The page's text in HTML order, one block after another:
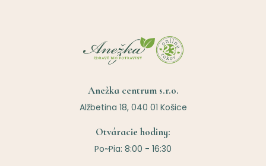
Anežka centrum s.r.o.
Alžbetina 18, 040 01 Košice
Otváracie hodiny:
Po~Pia: 8:00 - 16:30